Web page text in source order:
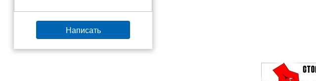
Написать